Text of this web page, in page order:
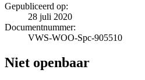
Gepubliceerd op:
28 juli 2020
Documentnummer:
VWS-WOO-Spc-905510
Niet openbaar